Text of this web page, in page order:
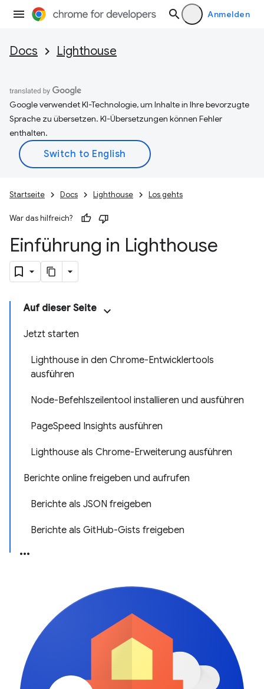
Anmelden
Docs Lighthouse
Google verwendet KI-Technologie, um Inhalte in Ihre bevorzugte
Sprache zu übersetzen. KI-Übersetzungen können Fehler
enthalten.
Startseite Docs Lighthouse Los gehts
War das hilfreich?
Einführung in Lighthouse
Auf dieser Seite
Jetzt starten
Lighthouse in den Chrome-Entwicklertools
ausführen
Node-Befehlszeilentool installieren und ausführen
PageSpeed Insights ausführen
Lighthouse als Chrome-Erweiterung ausführen
Berichte online freigeben und aufrufen
Berichte als JSON freigeben
Berichte als GitHub-Gists freigeben